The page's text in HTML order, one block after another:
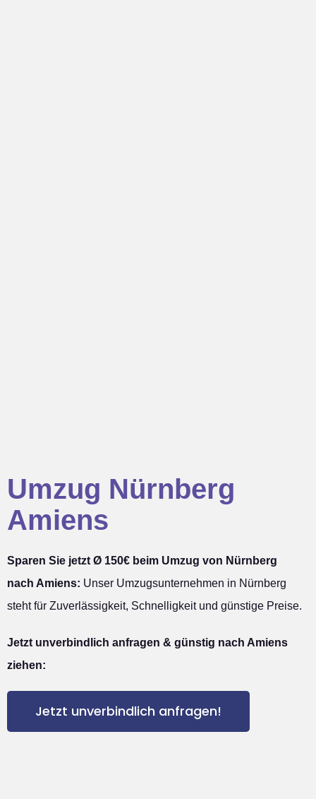
Umzug Nürnberg
Amiens
Sparen Sie jetzt Ø 150€ beim Umzug von Nürnberg
nach Amiens: Unser Umzugsunternehmen in Nürnberg
steht für Zuverlässigkeit, Schnelligkeit und günstige Preise.
Jetzt unverbindlich anfragen & günstig nach Amiens
ziehen:
Jetzt unverbindlich anfragen!